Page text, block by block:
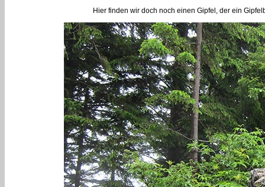
Hier finden wir doch noch einen Gipfel, der ein